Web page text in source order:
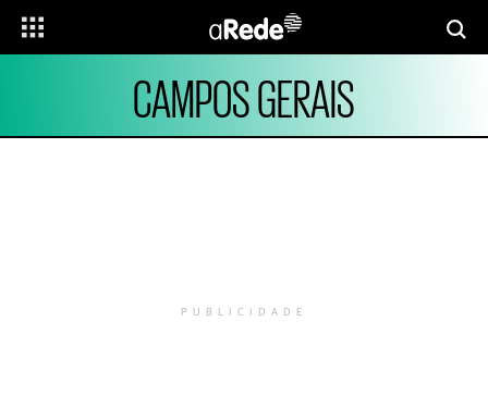
CAMPOS GERAIS
PUBLICIDADE